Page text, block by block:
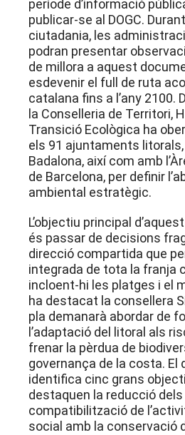
període d’informació
publicar-se al DOGC.
ciutadania, les
podran presentar
de millora a aquest
esdevenir el full de ruta
catalana fins a l’any 2100.
la Conselleria de Territori,
Transició Ecològica ha
els 91 ajuntaments
Badalona, així com amb
de Barcelona, per definir
ambiental estratègic.
L’objectiu principal
és passar de decisions
direcció compartida que
integrada de tota la franja
incloent-hi les platges i el
ha destacat la consellera
pla demanarà abordar de
l’adaptació del litoral als
frenar la pèrdua de
governança de la costa. El
identifica cinc grans
destaquen la reducció
compatibilització de
social amb la conservació